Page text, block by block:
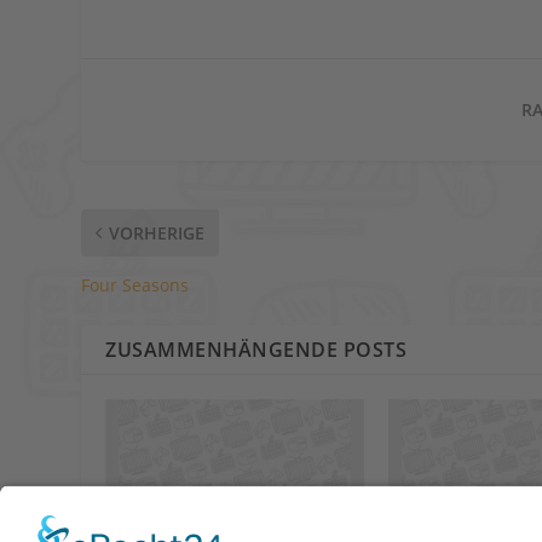
VORHERIGE
Four Seasons
ZUSAMMENHÄNGENDE POSTS